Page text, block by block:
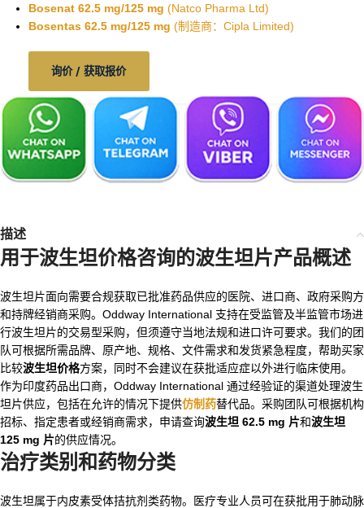
Bosenat 62.5 mg/125 mg (Natco Pharma Ltd)
Bosentas 62.5 mg/125 mg (制造商：Cipla Limited)
询价 / 获取报价
描述
用于波生坦价格咨询的波生坦片产品概述
波生坦片面向需要合规获取已批准药品供应的医院、进口商、政府采购方
和持牌经销商采购。Oddway International 支持在受监管及半监管市场进
行波生坦片的交易型采购，但须遵守当地法规和进口许可要求。我们的团
队可根据所需品牌、原产地、规格、文件需求和发货紧急程度，帮助买家
比较波生坦价格方案，同时不会建议在获批适应症以外进行临床使用。
作为印度药品出口商，Oddway International 通过经验证的渠道处理波生
坦片供应，包括在允许的情况下提供仿制药替代品。采购团队可根据机构
招标、指定患者或经销商需求，申请查询波生坦 62.5 mg 片和波生坦
125 mg 片的供应情况。
治疗类别和药物分类
波生坦属于内皮素受体拮抗剂类药物。医疗专业人员可在获批用于肺动脉